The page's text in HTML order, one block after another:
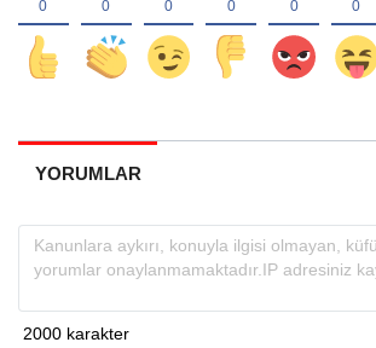
YORUMLAR